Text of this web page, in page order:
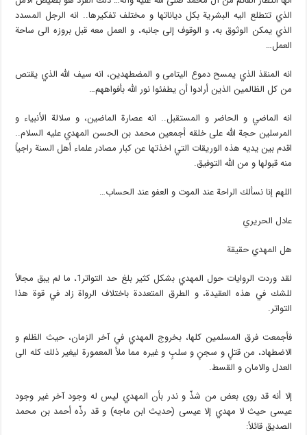
الذي تتطلع اليه البشرية بكل دياناتها و مختلف تفكيرها.. انه الرجل المسدد
الذي يمكن الوثوق به، و الوقوف إلى جانبه، و العمل معه قبل بروزه الى ساحة
العمل…
انه المنقذ الذي يمسح دموع اليتامى و المضطهدين، انه سيف الله الذي يقتص
من كل الظالمين الذين أرادوا أن يطفئوا نور الله بأفواههم…
انه الماضي و الحاضر و المستقبل.. انه عصارة الماضين، و سلالة الأنبياء و
المرسلين حجة الله على خلقه أجمعين محمد بن الحسن المهدي عليه السلام..
اقدم بين يديه هذه الوريقات التي اخذتها عن كبار مصادر علماء أهل السنة راجياً
منه قبولها و من الله التوفيق.
اللهم إنا نسألك الراحة عند الموت و العفو عند الحساب…
عادل الحريري
هل المهدي حقيقة
لقد وردت الروايات حول المهدي بشكل كثير بلغ حد التواتر1، ما لم يبق مجالاً
للشك في هذه العقيدة، و الطرق المتعددة باختلاف الرواة زاد في قوة هذا
التواتر.
فأجمعت فرق المسلمين كلها، بخروج المهدي في آخر الزمان، حيث الظلم و
الاضطهاد، من قتلٍ و سجنٍ و سلبٍ و غيره مما ملأ المعمورة ليغير ذلك كله الى
العدل والامان و القسط.
إلا أنه قد روى بعض من شذّ و ندر بأن المهدي ليس له وجود آخر غير وجود
عيسى حيث لا مهدي إلا عيسى (حديث ابن ماجه) و قد رذّه أحمد بن محمد
الصديق قائلاً: